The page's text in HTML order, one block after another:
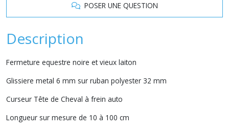
POSER UNE QUESTION
Description
Fermeture equestre noire et vieux laiton
Glissiere metal 6 mm sur ruban polyester 32 mm
Curseur Tête de Cheval à frein auto
Longueur sur mesure de 10 à 100 cm